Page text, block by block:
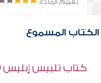
تقييم المادة:
الكتاب المسموع
كتاب تلبيس إبليس 50